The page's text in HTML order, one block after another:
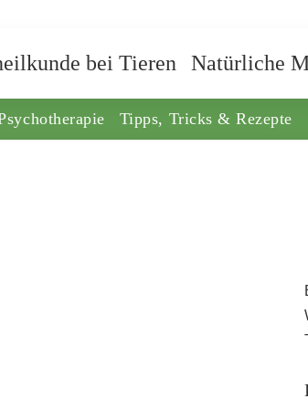
bei Tieren Natürliche
Tipps, Tricks & Rezepte